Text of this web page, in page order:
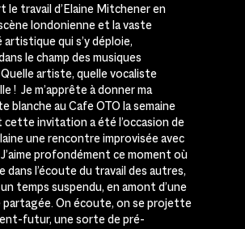
le travail d’Elaine Mitchener en
londonienne et la vaste
qui s’y déploie,
le champ des musiques
artiste, quelle vocaliste
! Je m’apprête à donner ma
blanche au Cafe OTO la semaine
cette invitation a été l’occasion de
une rencontre improvisée avec
profondément ce moment où
dans l’écoute du travail des autres,
temps suspendu, en amont d’une
partagée. On écoute, on se projette
futur, une sorte de pré-